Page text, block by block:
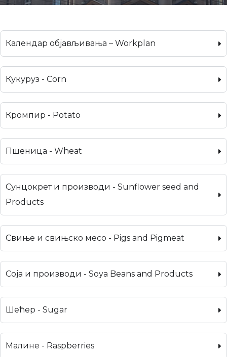
Календар објављивања – Workplan
Кукуруз - Corn
Кромпир - Potato
Пшеница - Wheat
Сунцокрет и производи - Sunflower seed and
Products
Свиње и свињско месо - Pigs and Pigmeat
Соја и производи - Soya Beans and Products
Шећер - Sugar
Малине - Raspberries